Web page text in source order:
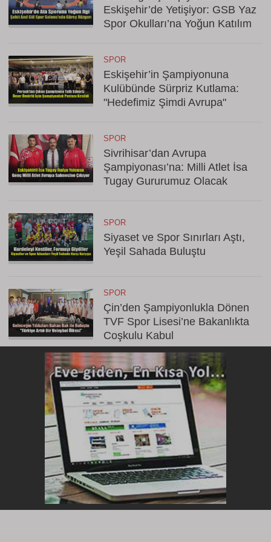
Eskişehir’de Yetişiyor: GSB Yaz
Spor Okulları’na Yoğun Katılım
SPOR
Eskişehir’in Şampiyonuna
Kulübünde Sürpriz Kutlama:
"Hedefimiz Şimdi Avrupa"
SPOR
Sivrihisar’dan Avrupa
Şampiyonası’na: Milli Atlet İsa
Tugay Gururumuz Olacak
SPOR
Siyaset ve Spor Sınırları Aştı,
Yeşil Sahada Buluştu
SPOR
Çin’den Şampiyonlukla Dönen
TVF Spor Lisesi’ne Bakanlıkta
Coşkulu Kabul